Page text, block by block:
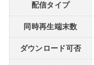
配信タイプ
同時再生端末数
ダウンロード可否